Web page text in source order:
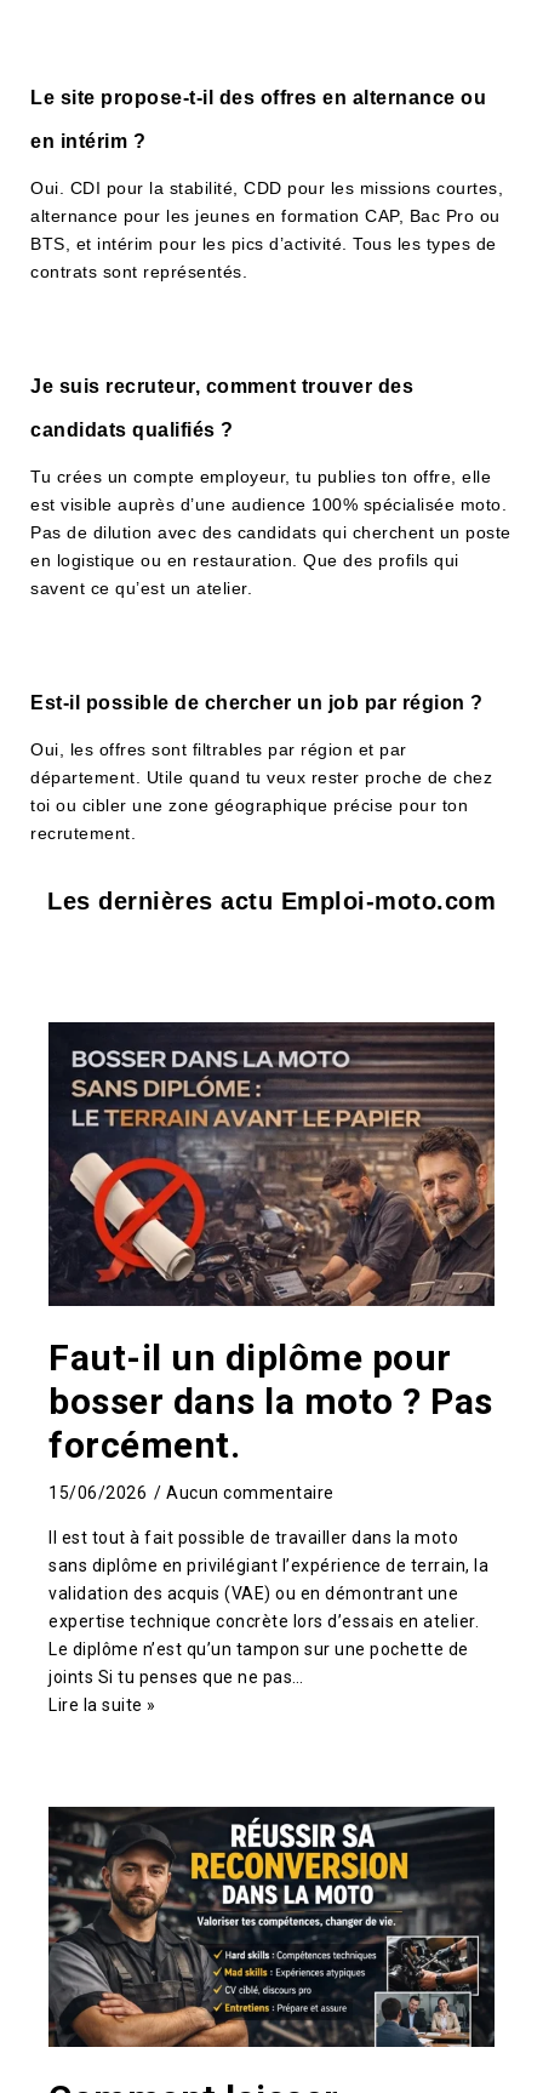
Le site propose-t-il des offres en alternance ou
en intérim ?
Oui. CDI pour la stabilité, CDD pour les missions courtes,
alternance pour les jeunes en formation CAP, Bac Pro ou
BTS, et intérim pour les pics d’activité. Tous les types de
contrats sont représentés.
Je suis recruteur, comment trouver des
candidats qualifiés ?
Tu crées un compte employeur, tu publies ton offre, elle
est visible auprès d’une audience 100% spécialisée moto.
Pas de dilution avec des candidats qui cherchent un poste
en logistique ou en restauration. Que des profils qui
savent ce qu’est un atelier.
Est-il possible de chercher un job par région ?
Oui, les offres sont filtrables par région et par
département. Utile quand tu veux rester proche de chez
toi ou cibler une zone géographique précise pour ton
recrutement.
Les dernières actu Emploi-moto.com
Faut-il un diplôme pour
bosser dans la moto ? Pas
forcément.
15/06/2026 Aucun commentaire
Il est tout à fait possible de travailler dans la moto
sans diplôme en privilégiant l’expérience de terrain, la
validation des acquis (VAE) ou en démontrant une
expertise technique concrète lors d’essais en atelier.
Le diplôme n’est qu’un tampon sur une pochette de
joints Si tu penses que ne pas…
Lire la suite »